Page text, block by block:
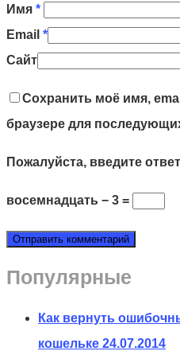
Имя *
Email *
Сайт
Сохранить моё имя,
браузере для
Пожалуйста, введите
восемнадцать − 3 =
Популярные
Как вернуть
кошельке 24.07.2014